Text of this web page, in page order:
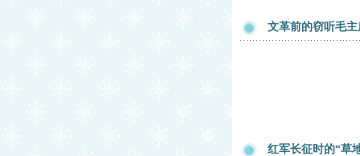
文革前的窃听毛
红军长征时的“草